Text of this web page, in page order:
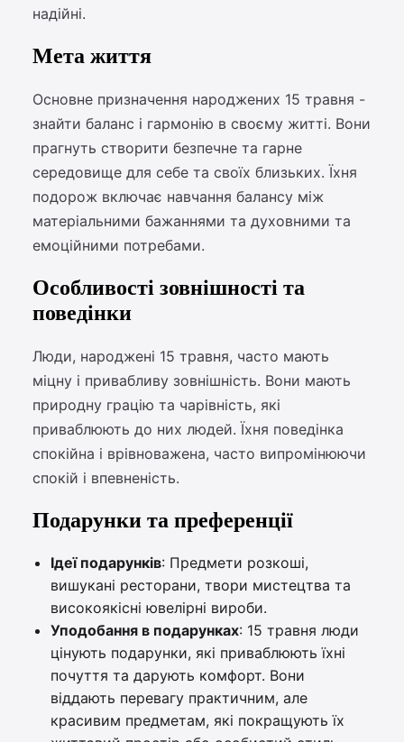
надійні.
Мета життя
Основне призначення народжених 15 травня -
знайти баланс і гармонію в своєму житті. Вони
прагнуть створити безпечне та гарне
середовище для себе та своїх близьких. Їхня
подорож включає навчання балансу між
матеріальними бажаннями та духовними та
емоційними потребами.
Особливості зовнішності та
поведінки
Люди, народжені 15 травня, часто мають
міцну і привабливу зовнішність. Вони мають
природну грацію та чарівність, які
приваблюють до них людей. Їхня поведінка
спокійна і врівноважена, часто випромінюючи
спокій і впевненість.
Подарунки та преференції
Ідеї подарунків: Предмети розкоші,
вишукані ресторани, твори мистецтва та
високоякісні ювелірні вироби.
Уподобання в подарунках: 15 травня люди
цінують подарунки, які приваблюють їхні
почуття та дарують комфорт. Вони
віддають перевагу практичним, але
красивим предметам, які покращують їх